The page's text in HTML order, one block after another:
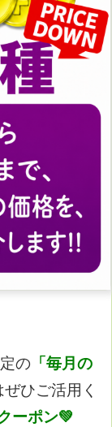
の 「毎月の
ひご活用く
ーポン💚